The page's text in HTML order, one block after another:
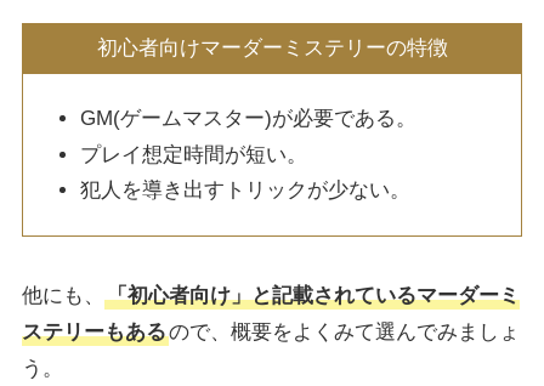
初心者向けマーダーミステリーの特徴
GM(ゲームマスター)が必要である。
プレイ想定時間が短い。
犯人を導き出すトリックが少ない。
他にも、
「初心者向け」と記載されているマーダーミ
ステリーもあるので、概要をよくみて選んでみましょ
う。